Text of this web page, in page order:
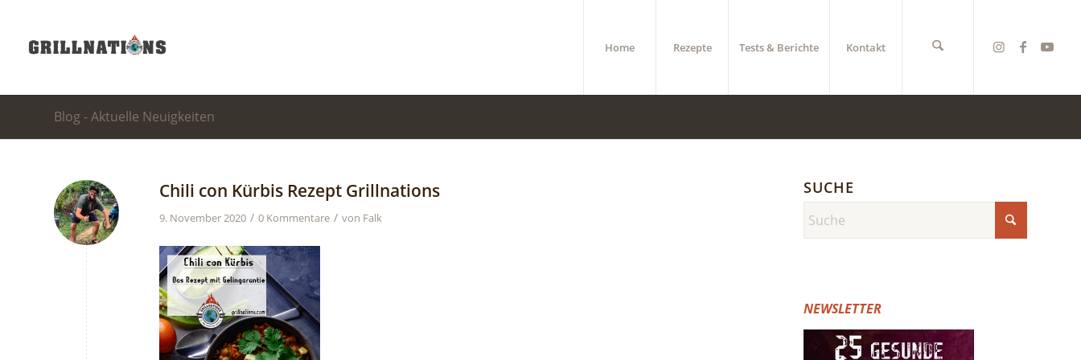
Home Rezepte Tests & Berichte Kontakt
Blog - Aktuelle Neuigkeiten
Chili con Kürbis Rezept Grillnations
9. November 2020 / 0 Kommentare / von Falk
SUCHE
NEWSLETTER